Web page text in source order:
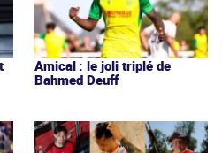
Amical : le joli triplé de
Bahmed Deuff